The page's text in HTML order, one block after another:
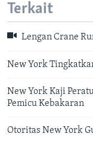
Terkait
Lengan Crane
New York
New York Kaji
Pemicu Kebakaran
Otoritas New York